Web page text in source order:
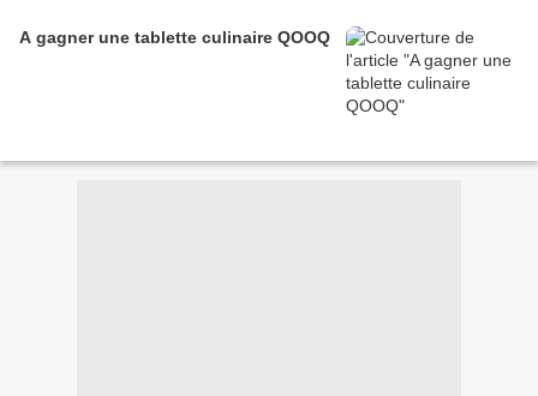
A gagner une tablette culinaire QOOQ